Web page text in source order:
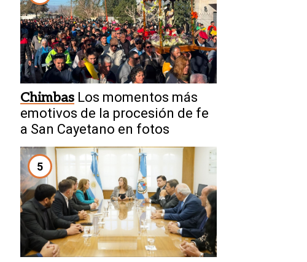
Chimbas Los momentos más
emotivos de la procesión de fe
a San Cayetano en fotos
5